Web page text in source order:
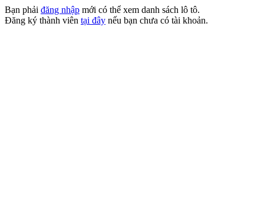
Bạn phải đăng nhập mới có thể xem danh sách lô tô.
Đăng ký thành viên tại đây nếu bạn chưa có tài khoản.